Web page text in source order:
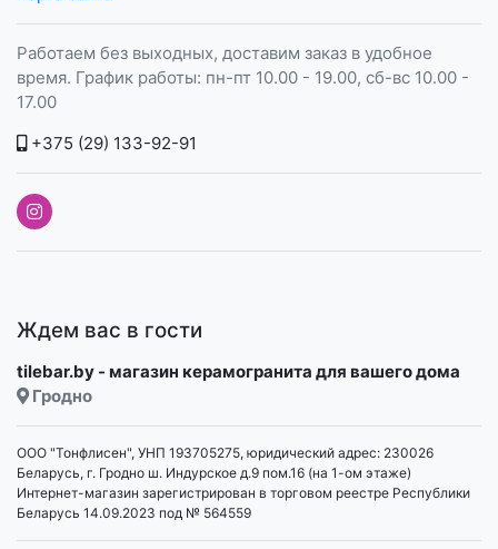
Работаем без выходных, доставим заказ в удобное
время. График работы: пн-пт 10.00 - 19.00, сб-вс 10.00 -
17.00
+375 (29) 133-92-91
Ждем вас в гости
tilebar.by - магазин керамогранита для вашего дома
Гродно
ООО "Тонфлисен", УНП 193705275, юридический адрес: 230026
Беларусь, г. Гродно ш. Индурское д.9 пом.16 (на 1-ом этаже)
Интернет-магазин зарегистрирован в торговом реестре Республики
Беларусь 14.09.2023 под № 564559